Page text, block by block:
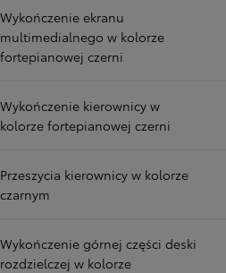
Wykończenie ekranu
multimedialnego w kolorze
fortepianowej czerni
Wykończenie kierownicy w
kolorze fortepianowej czerni
Przeszycia kierownicy w kolorze
czarnym
Wykończenie górnej części deski
rozdzielczej w kolorze